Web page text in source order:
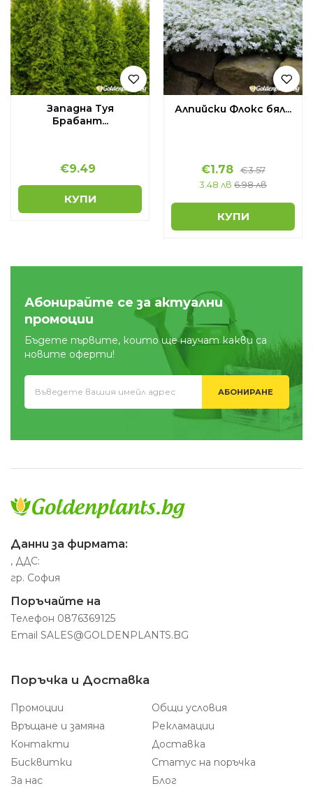
Западна Туя
Брабант...
€9.49
КУПИ
Алпийски Флокс бял...
€1.78 €3.57
3.48 лв 6.98 лв
КУПИ
Абонирайте се за актуални
промоции
Бъдете първите, които ще научат какви са
новите оферти!
АБОНИРАНЕ
Данни за фирмата:
, ДДС:
гр. София
Поръчайте на
Телефон 0876369125
Email SALES@GOLDENPLANTS.BG
Поръчка и Доставка
Промоции
Общи условия
Връщане и замяна
Рекламации
Контакти
Доставка
Бисквитки
Статус на поръчка
За нас
Блог